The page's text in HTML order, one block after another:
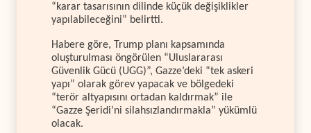
“karar tasarısının dilinde küçük değişiklikler
yapılabileceğini” belirtti.
Habere göre, Trump planı kapsamında
oluşturulması öngörülen “Uluslararası
Güvenlik Gücü (UGG)”, Gazze’deki “tek askeri
yapı” olarak görev yapacak ve bölgedeki
“terör altyapısını ortadan kaldırmak” ile
“Gazze Şeridi’ni silahsızlandırmakla” yükümlü
olacak.